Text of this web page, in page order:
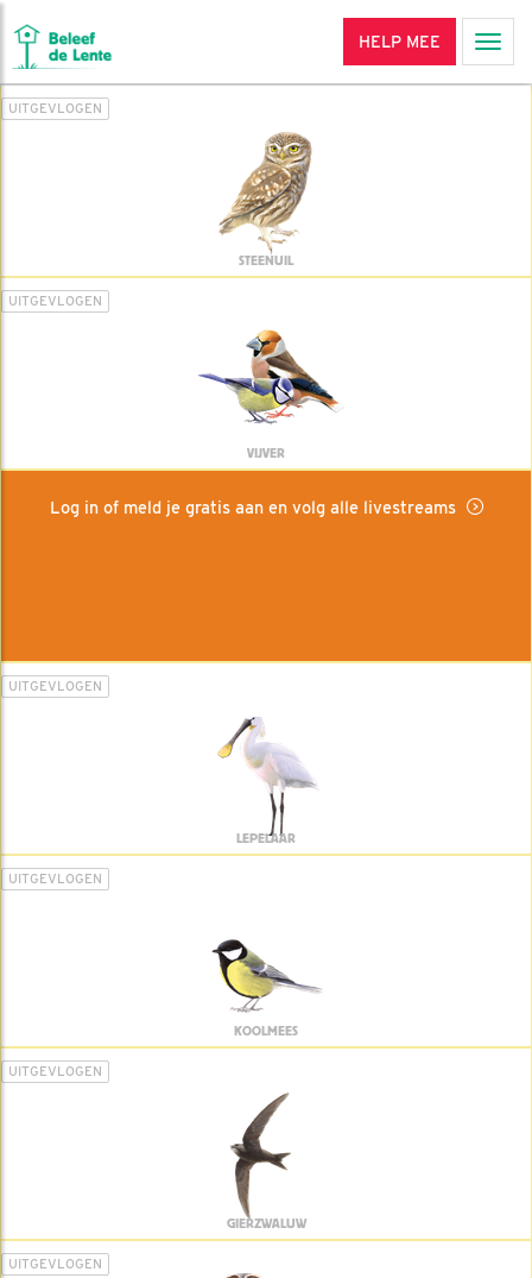
HELP MEE
UITGEVLOGEN
STEENUIL
UITGEVLOGEN
VIJVER
Log in of meld je gratis aan en volg alle livestreams
UITGEVLOGEN
LEPELAAR
UITGEVLOGEN
KOOLMEES
UITGEVLOGEN
GIERZWALUW
UITGEVLOGEN